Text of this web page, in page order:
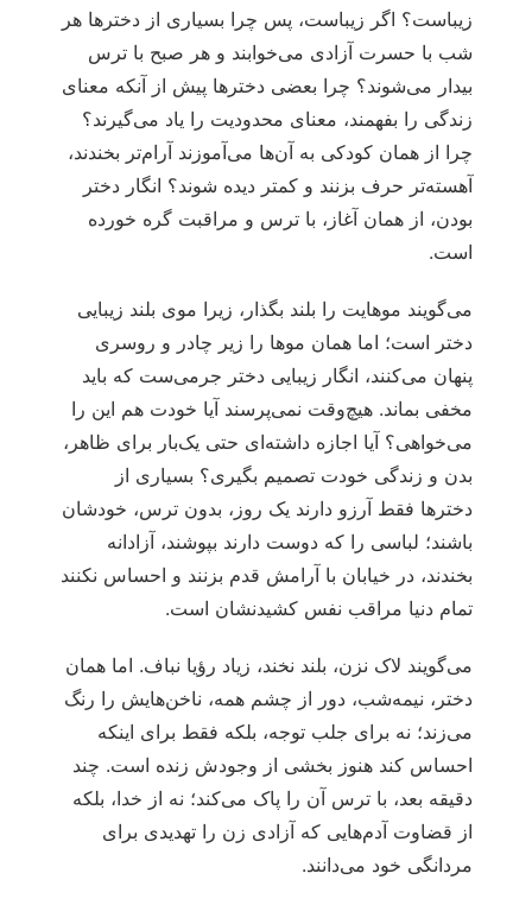
زیباست؟ اگر زیباست، پس چرا بسیاری از دخترها هر
شب با حسرت آزادی می‌خوابند و هر صبح با ترس
بیدار می‌شوند؟ چرا بعضی دخترها پیش از آنکه معنای
زندگی را بفهمند، معنای محدودیت را یاد می‌گیرند؟
چرا از همان کودکی به آن‌ها می‌آموزند آرام‌تر بخندند،
آهسته‌تر حرف بزنند و کمتر دیده شوند؟ انگار دختر
بودن، از همان آغاز، با ترس و مراقبت گره خورده
است.
می‌گویند موهایت را بلند بگذار، زیرا موی بلند زیبایی
دختر است؛ اما همان موها را زیر چادر و روسری
پنهان می‌کنند، انگار زیبایی دختر جرمی‌ست که باید
مخفی بماند. هیچ‌وقت نمی‌پرسند آیا خودت هم این را
می‌خواهی؟ آیا اجازه داشته‌ای حتی یک‌بار برای ظاهر،
بدن و زندگی خودت تصمیم بگیری؟ بسیاری از
دخترها فقط آرزو دارند یک روز، بدون ترس، خودشان
باشند؛ لباسی را که دوست دارند بپوشند، آزادانه
بخندند، در خیابان با آرامش قدم بزنند و احساس نکنند
تمام دنیا مراقب نفس کشیدنشان است.
می‌گویند لاک نزن، بلند نخند، زیاد رؤیا نباف. اما همان
دختر، نیمه‌شب، دور از چشم همه، ناخن‌هایش را رنگ
می‌زند؛ نه برای جلب توجه، بلکه فقط برای اینکه
احساس کند هنوز بخشی از وجودش زنده است. چند
دقیقه بعد، با ترس آن را پاک می‌کند؛ نه از خدا، بلکه
از قضاوت آدم‌هایی که آزادی زن را تهدیدی برای
مردانگی خود می‌دانند.